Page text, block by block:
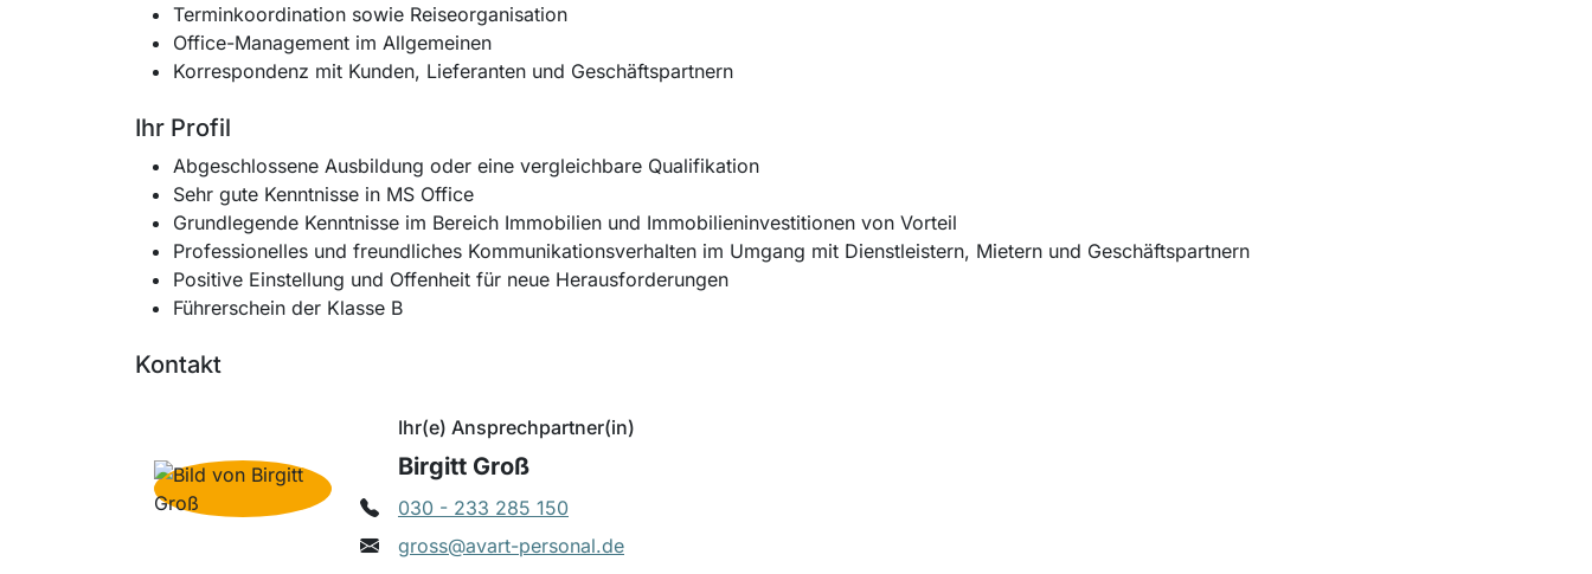
Terminkoordination sowie Reiseorganisation
Office-Management im Allgemeinen
Korrespondenz mit Kunden, Lieferanten und Geschäftspartnern
Ihr Profil
Abgeschlossene Ausbildung oder eine vergleichbare Qualifikation
Sehr gute Kenntnisse in MS Office
Grundlegende Kenntnisse im Bereich Immobilien und Immobilieninvestitionen von Vorteil
Professionelles und freundliches Kommunikationsverhalten im Umgang mit Dienstleistern, Mietern und Geschäftspartnern
Positive Einstellung und Offenheit für neue Herausforderungen
Führerschein der Klasse B
Kontakt
Ihr(e) Ansprechpartner(in)
Birgitt Groß
030 - 233 285 150
gross@avart-personal.de